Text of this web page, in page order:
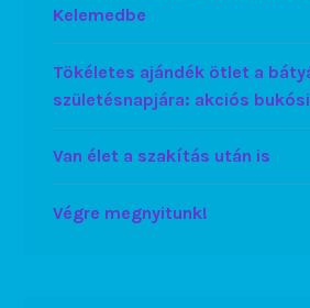
Kelemedbe
Tökéletes ajándék ötlet a
születésnapjára: akciós
Van élet a szakítás után is
Végre megnyitunk!